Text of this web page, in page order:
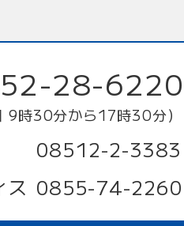
28-6220
9時30分から17時30分）
08512-2-3383
ス 0855-74-2260